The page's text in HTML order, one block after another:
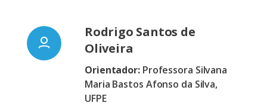
Rodrigo Santos de
Oliveira
Orientador:Professora Silvana
Maria Bastos Afonso da Silva,
UFPE